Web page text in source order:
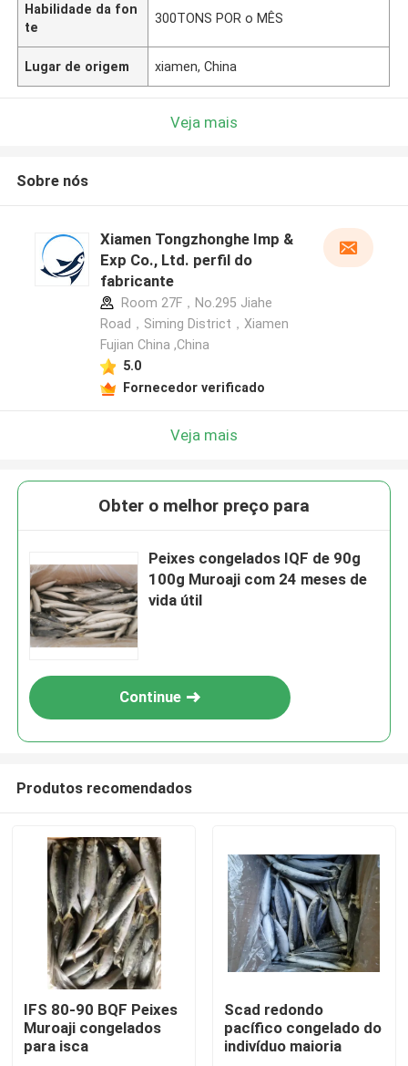
Habilidade da fon
te
300TONS POR o MÊS
Lugar de origem xiamen, China
Veja mais
Sobre nós
Xiamen Tongzhonghe Imp &
Exp Co., Ltd. perfil do
fabricante
Room 27F，No.295 Jiahe
Road，Siming District，Xiamen
Fujian China ,China
5.0
Fornecedor verificado
Veja mais
Obter o melhor preço para
Peixes congelados IQF de 90g
100g Muroaji com 24 meses de
vida útil
Continue
Produtos recomendados
IFS 80-90 BQF Peixes
Muroaji congelados
para isca
Scad redondo
pacífico congelado do
indivíduo maioria